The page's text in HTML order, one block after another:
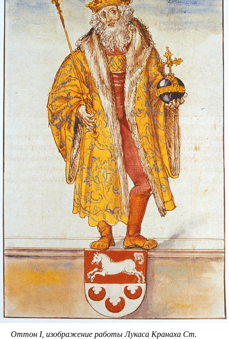
Оттон I, изображение работы Лукаса Кранаха Ст.